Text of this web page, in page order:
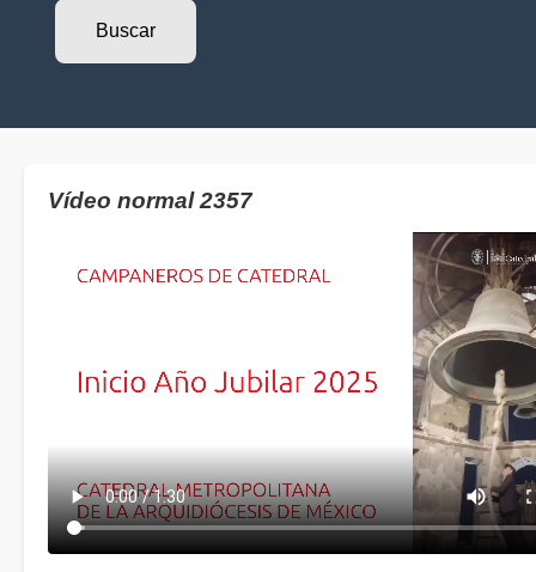
Vídeo normal 2357